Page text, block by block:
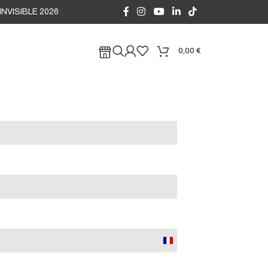
2026 : Créneaux d'août ouverts en préréservation sans
0,00 €
France